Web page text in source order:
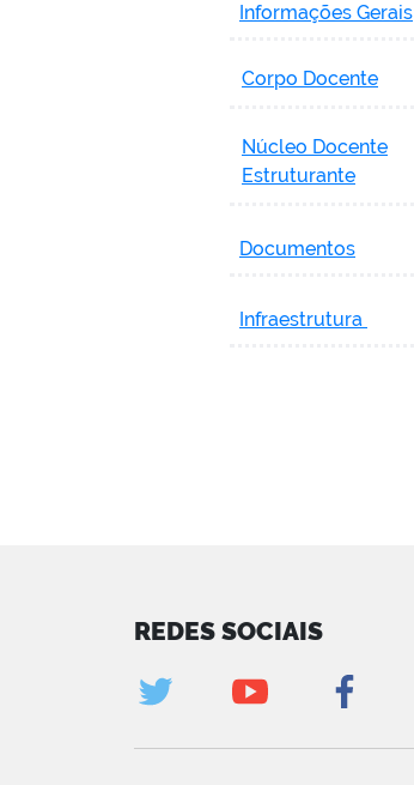
Informações Gerais
Corpo Docente
Núcleo Docente
Estruturante
Documentos
Infraestrutura
REDES SOCIAIS